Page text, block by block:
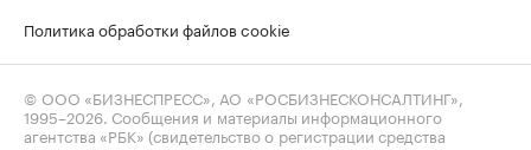
Политика обработки файлов cookie
© ООО «БИЗНЕСПРЕСС», АО «РОСБИЗНЕСКОНСАЛТИНГ»,
1995–2026 . Сообщения и материалы информационного
агентства «РБК» (свидетельство о регистрации средства